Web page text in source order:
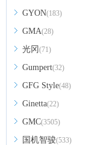
GYON(183)
GMA(28)
光冈 (71)
Gumpert(32)
GFG Style(48)
Ginetta(22)
GMC(3505)
国机智骏(533)